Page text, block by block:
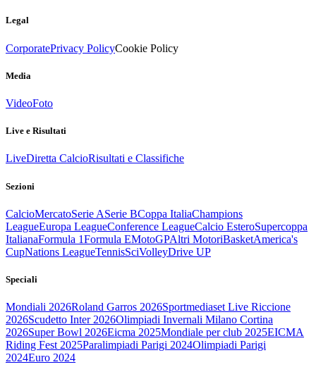
Legal
CorporatePrivacy PolicyCookie Policy
Media
VideoFoto
Live e Risultati
LiveDiretta CalcioRisultati e Classifiche
Sezioni
CalcioMercatoSerie ASerie BCoppa ItaliaChampions
LeagueEuropa LeagueConference LeagueCalcio EsteroSupercoppa
ItalianaFormula 1Formula EMotoGPAltri MotoriBasketAmerica's
CupNations LeagueTennisSciVolleyDrive UP
Speciali
Mondiali 2026Roland Garros 2026Sportmediaset Live Riccione
2026Scudetto Inter 2026Olimpiadi Invernali Milano Cortina
2026Super Bowl 2026Eicma 2025Mondiale per club 2025EICMA
Riding Fest 2025Paralimpiadi Parigi 2024Olimpiadi Parigi
2024Euro 2024